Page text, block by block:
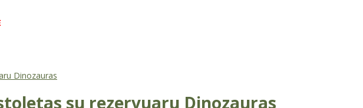
Dinozauras
su rezervuaru Dinozauras